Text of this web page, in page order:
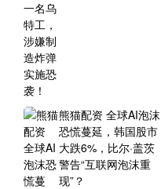
熊猫配资 全球AI泡沫
恐慌蔓延，韩国股市
大跌6%，比尔·盖茨
警告“互联网泡沫重
现”？